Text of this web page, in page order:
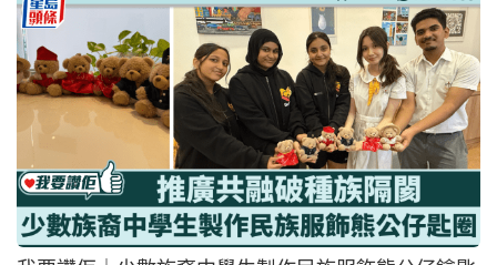
好人好事 2026-05-23 08:00 HKT